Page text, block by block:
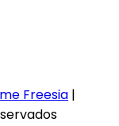
Freesia |